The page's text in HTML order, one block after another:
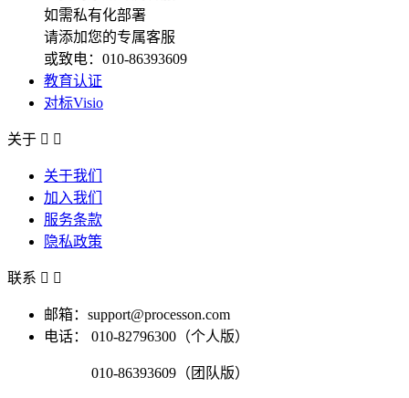
如需私有化部署
请添加您的专属客服
或致电：010-86393609
教育认证
对标Visio
关于  
关于我们
加入我们
服务条款
隐私政策
联系  
邮箱：support@processon.com
电话：
010-82796300（个人版）
010-86393609（团队版）